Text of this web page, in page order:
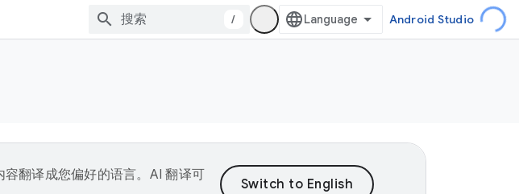
/ Android Studio
翻译成您偏好的语言。AI 翻译可